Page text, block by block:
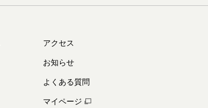
アクセス
お知らせ
よくある質問
マイページ